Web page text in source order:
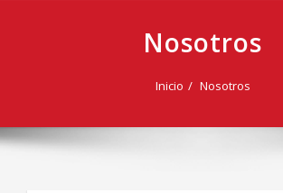
Nosotros
Inicio Nosotros